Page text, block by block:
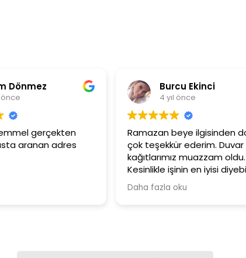
Burcu Ekinci
Ramazan beye ilgisinden dolayı
çok teşekkür ederim. Duvar
Kesinlikle işinin en iyisi diyebilirim.
Metin
Ürünler çok
Güler yüzlü ve
çalışanlarına